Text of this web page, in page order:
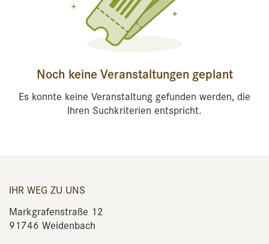
Noch keine Veranstaltungen geplant
Es konnte keine Veranstaltung gefunden werden, die
Ihren Suchkriterien entspricht.
IHR WEG ZU UNS
Markgrafenstraße 12
91746 Weidenbach